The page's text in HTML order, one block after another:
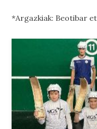
*Argazkiak: Beotibar